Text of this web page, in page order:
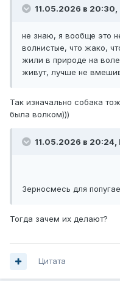
11.05.2026 в 20:30,
не знаю, я вообще это
волнистые, что жако,
жили в природе на
живут, лучше не
Так изначально собака
была волком)))
11.05.2026 в 20:24,
Зерносмесь для
Тогда зачем их делают?
Цитата